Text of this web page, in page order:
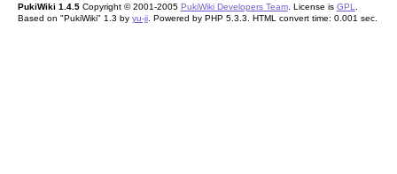
PukiWiki 1.4.5Copyright © 2001-2005 PukiWiki Developers Team. License is GPL
Based on "PukiWiki" 1.3 by yu-ji. Powered by PHP 5.3.3. HTML convert time: 0.001 sec.